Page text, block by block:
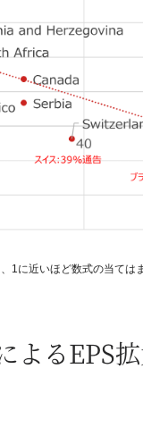
1に近いほど数式の当ては
よるEPS